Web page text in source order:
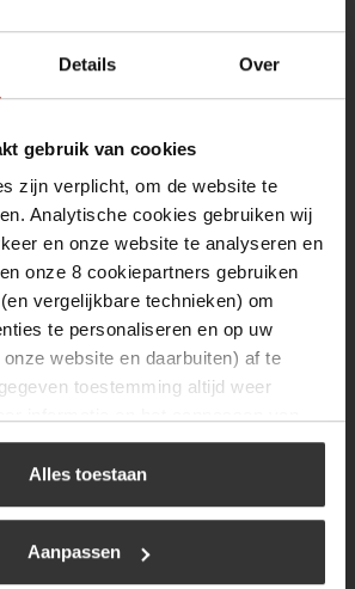
Details Over
gebruik van cookies
zijn verplicht, om de website te
Analytische cookies gebruiken wij
en onze website te analyseren en
onze 8 cookiepartners gebruiken
vergelijkbare technieken) om
te personaliseren en op uw
website en daarbuiten) af te
toestemming altijd weer
verwijzen wij u naar ons
Alles toestaan
Aanpassen
13:00 tot 17:00
08:00 tot 17:00
08:00 tot 17:00
08:00 tot 17:00
09:30 tot 12:00
Gesloten